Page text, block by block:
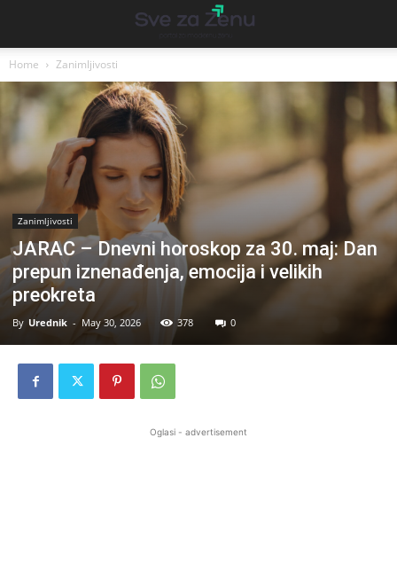
Home Zanimljivosti
Zanimljivosti
JARAC – Dnevni horoskop za 30. maj: Dan
prepun iznenađenja, emocija i velikih
preokreta
By Urednik - May 30, 2026 378 0
Oglasi - advertisement